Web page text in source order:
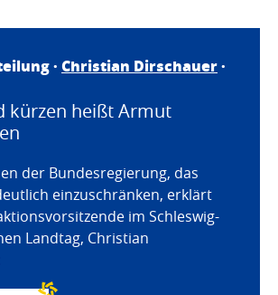
· Christian Dirschauer·
kürzen heißt Armut
der Bundesregierung, das
einzuschränken, erklärt
im Schleswig-
Landtag, Christian